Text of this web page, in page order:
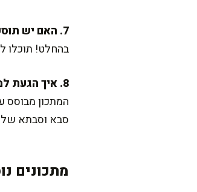
7. האם יש תוספות שמתאימות למנה הזו?
בהחלט! תוכלו
8. איך הגעת למתכון הזה?
המתכון מבוסס
סבא וסבתא
מתכונים